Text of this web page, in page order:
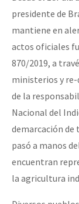
La Sexta
AutonomÍa y
Megaproyectos
Migración
Presos
Mujeres
Niñxs
ETIQUETAS
MULTIMEDIA
Dia 1: Encontro
[CDMX – 20 julio]
“Sonhando a
Se o México
presidente de
mantiene en
actos oficiales
870/2019, a
ministerios y re-
de la
Nacional del
demarcación de
pasó a manos
encuentran
la agricultura